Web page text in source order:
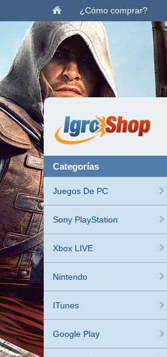
¿Cómo comprar?
categorías
Juegos De PC
Sony PlayStation
Xbox LIVE
Nintendo
ITunes
Google Play